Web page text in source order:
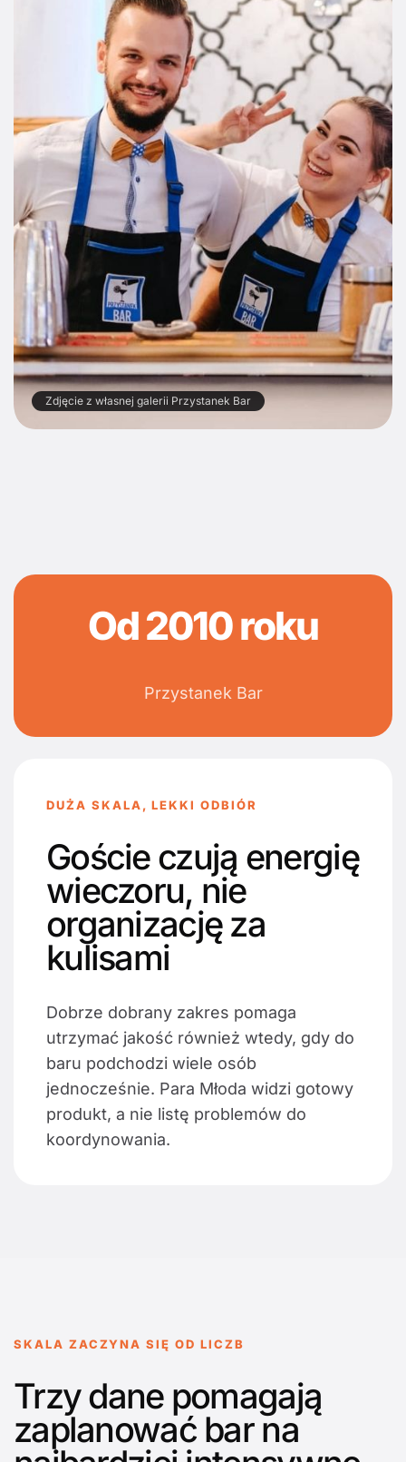
Zdjęcie z własnej galerii Przystanek Bar
Od 2010 roku
Przystanek Bar
DUŻA SKALA, LEKKI ODBIÓR
Goście czują energię
wieczoru, nie
organizację za
kulisami
Dobrze dobrany zakres pomaga
utrzymać jakość również wtedy, gdy do
baru podchodzi wiele osób
jednocześnie. Para Młoda widzi gotowy
produkt, a nie listę problemów do
koordynowania.
SKALA ZACZYNA SIĘ OD LICZB
Trzy dane pomagają
zaplanować bar na